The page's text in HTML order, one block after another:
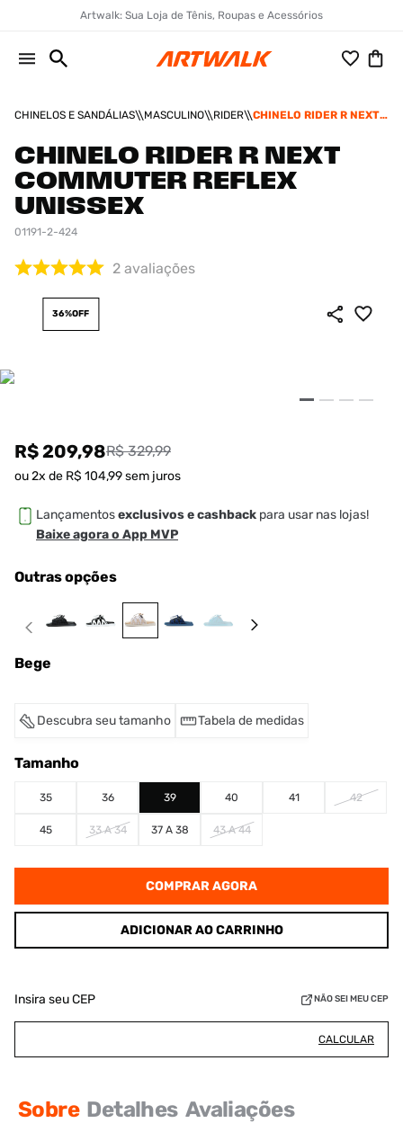
Artwalk: Sua Loja de Tênis, Roupas e Acessórios
CHINELOS E SANDÁLIAS MASCULINO RIDER
CHINELO RIDER R NEXT
UNISSEX
CHINELO RIDER R NEXT
COMMUTER REFLEX
UNISSEX
01191-2-424
2 avaliações
36%OFF
R$ 209,98R$ 329,99
ou2x de R$ 104,99sem juros
Lançamentosexclusivos e cashback para usar nas lojas!
Baixe agora o App MVP
Outras opções
Bege
Descubra seu tamanho Tabela de medidas
Tamanho
35 36 39 40 41 42
45 33 A 34 37 A 38 43 A 44
COMPRAR AGORA
ADICIONAR AO CARRINHO
Insira seu CEP NÃO SEI MEU CEP
CALCULAR
Sobre Detalhes Avaliações